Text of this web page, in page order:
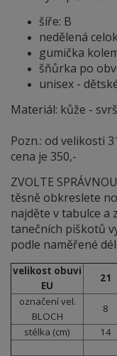
šíře: B
nedělená
gumička
šňůrka po
unisex -
Materiál: kůže -
Pozn.: od velikosti
cena je 350,-
ZVOLTE
těsně obkreslete
najděte v tabulce a
tanečních piškotů
podle naměřené
velikost obuvi
EU
21
označení vel.
BLOCH
8
stélka (cm)
14